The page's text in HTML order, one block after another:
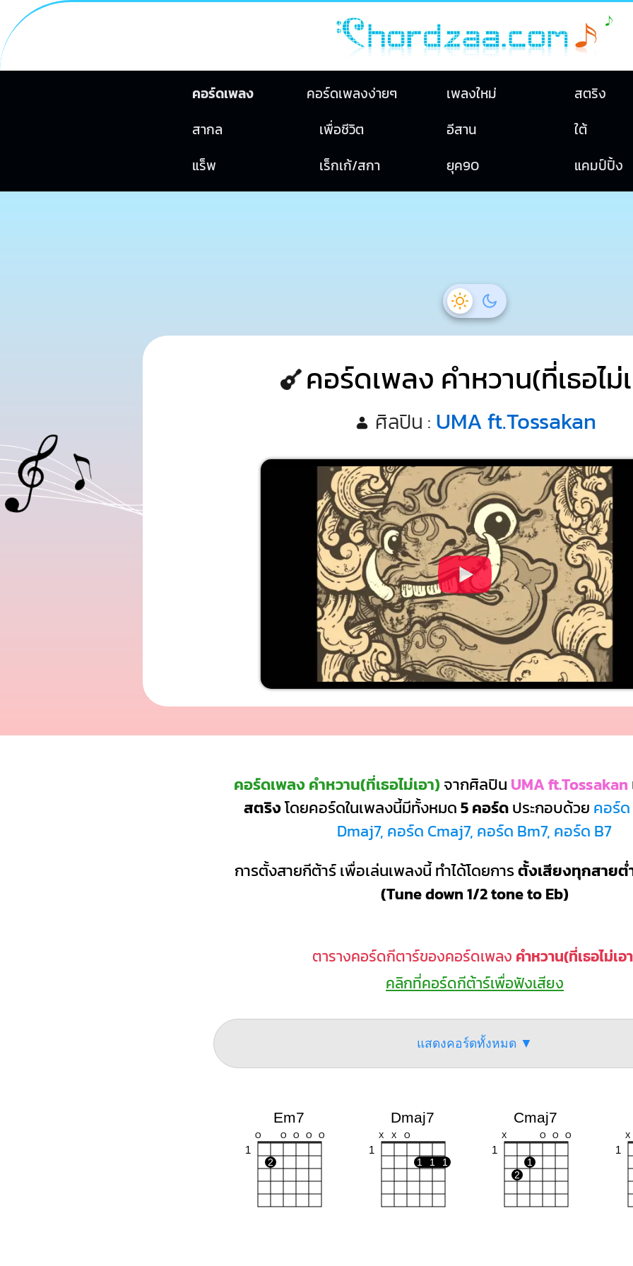
คอร์ดเพลง คอร์ดเพลงง่ายๆ เพลงใหม่
สตริง
สากล
เพื่อชีวิต อีสาน
ใต้
แร็พ
เร็กเก้/สกา ยุค90 แคมป์ปิ้ง
คอร์ดเพลง คำหวาน(ที่เธอไม่
ศิลปิน : UMA ft.Tossakan
คอร์ดเพลง คำหวาน(ที่เธอไม่เอา) จากศิลปิน UMA ft.Tossakan
สตริงโดยคอร์ดในเพลงนี้มีทั้งหมด5 คอร์ดประกอบด้วย คอร์ด
Dmaj7, คอร์ด Cmaj7, คอร์ด Bm7, คอร์ด B7
การตั้งสายกีต้าร์ เพื่อเล่นเพลงนี้ ทำได้โดยการตั้งเสียงทุกสายต่
(Tune down 1/2 tone to Eb)
ตารางคอร์ดกีตาร์ของคอร์ดเพลง คำหวาน(ที่เธอไม่เอ
คลิกที่คอร์ดกีต้าร์เพื่อฟังเสียง
แสดงคอร์ดทั้งหมด ▼
Em7
O O O O O
1
2
Dmaj7
X X O
1
1 1 1
Cmaj7
X O O O
1
1
2
X
1